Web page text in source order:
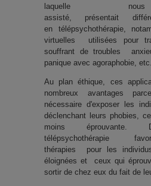
laquelle
assisté, présentait
en télépsychothérapie,
virtuelles utilisées pour
souffrant de troubles
panique avec agoraphobie,
Au plan éthique, ces
nombreux avantages
nécessaire d'exposer les
déclenchant leurs phobies,
moins
télépsychothérapie
thérapies pour les
éloignées et ceux qui
sortir de chez eux du fait de